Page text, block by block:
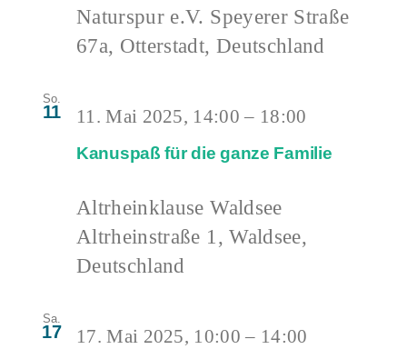
Naturspur e.V. Speyerer Straße
67a, Otterstadt, Deutschland
So.
11
Kanuspaß für die ganze Familie
11. Mai 2025, 14:00 – 18:00
Altrheinklause Waldsee
Altrheinstraße 1, Waldsee,
Deutschland
Sa.
17 17. Mai 2025, 10:00 – 14:00